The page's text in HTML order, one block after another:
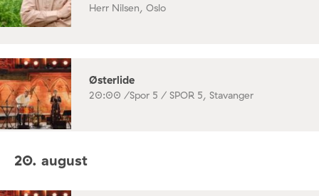
Herr Nilsen, Oslo
Østerlide
20:00 /Spor 5 / SPOR 5, Stavanger
20. august